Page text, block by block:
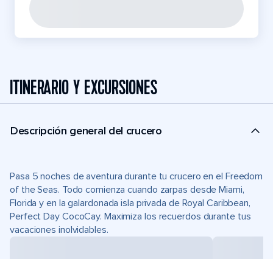
ITINERARIO Y EXCURSIONES
Descripción general del crucero
Pasa 5 noches de aventura durante tu crucero en el Freedom
of the Seas. Todo comienza cuando zarpas desde Miami,
Florida y en la galardonada isla privada de Royal Caribbean,
Perfect Day CocoCay. Maximiza los recuerdos durante tus
vacaciones inolvidables.